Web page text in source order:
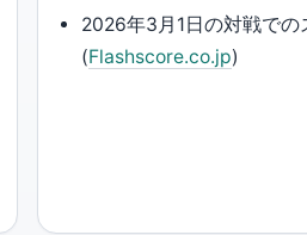
2026年3月1日の対戦での
(Flashscore.co.jp)